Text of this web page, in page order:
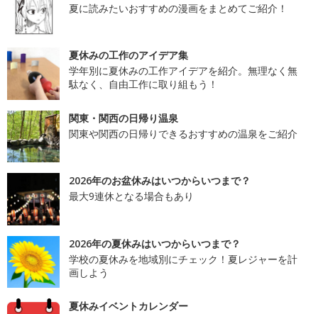
夏に読みたいおすすめの漫画をまとめてご紹介！
夏休みの工作のアイデア集
学年別に夏休みの工作アイデアを紹介。無理なく無
駄なく、自由工作に取り組もう！
関東・関西の日帰り温泉
関東や関西の日帰りできるおすすめの温泉をご紹介
2026年のお盆休みはいつからいつまで？
最大9連休となる場合もあり
2026年の夏休みはいつからいつまで？
学校の夏休みを地域別にチェック！夏レジャーを計
画しよう
夏休みイベントカレンダー